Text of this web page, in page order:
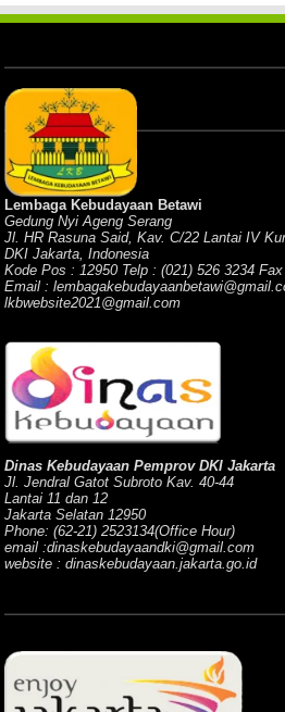
Lembaga Kebudayaan Betawi
Gedung Nyi Ageng Serang
Jl. HR Rasuna Said, Kav. C/22 Lantai IV
DKI Jakarta, Indonesia
Kode Pos : 12950 Telp : (021) 526 3234
Email :
lkbwebsite2021@gmail.com
Dinas Kebudayaan Pemprov DKI Jakarta
Jl. Jendral Gatot Subroto Kav. 40-44
Lantai 11 dan 12
Jakarta Selatan 12950
Phone: (62-21) 2523134(Office Hour)
email :dinaskebudayaandki@gmail.com
website : dinaskebudayaan.jakarta.go.id